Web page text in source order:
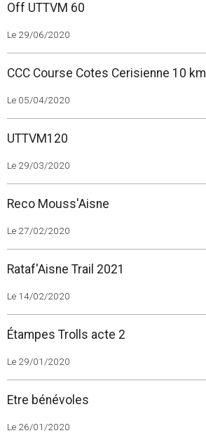
Off UTTVM 60
Le 29/06/2020
CCC Course Cotes Cerisienne 10 km
Le 05/04/2020
UTTVM120
Le 29/03/2020
Reco Mouss'Aisne
Le 27/02/2020
Rataf'Aisne Trail 2021
Le 14/02/2020
Étampes Trolls acte 2
Le 29/01/2020
Etre bénévoles
Le 26/01/2020